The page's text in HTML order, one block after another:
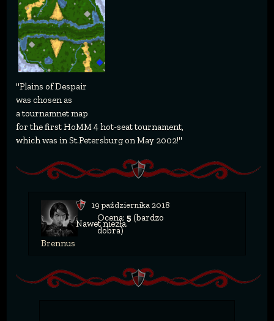
"Plains of Despair
was chosen as
a tournamnet map
for the first HoMM 4 hot-seat tournament,
which was in St.Petersburg on May 2002!"
Brennus
19 października 2018
Ocena: 5 (bardzo
dobra)
Nawet niezła.